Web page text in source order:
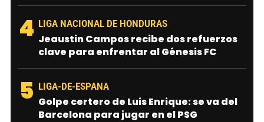
4 LIGA NACIONAL DE HONDURAS
Jeaustin Campos recibe dos refuerzos
clave para enfrentar al Génesis FC
5 LIGA-DE-ESPANA
Golpe certero de Luis Enrique: se va del
Barcelona para jugar en el PSG